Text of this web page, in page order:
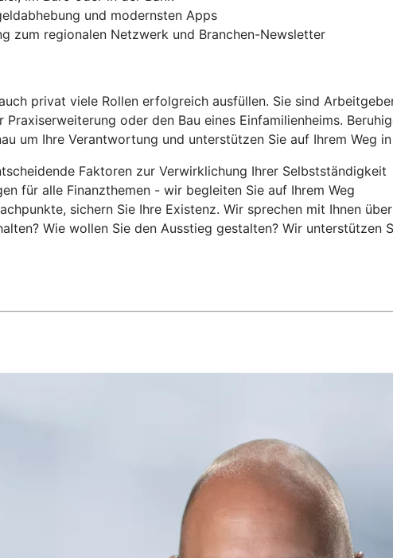
und modernsten Apps
zum regionalen Netzwerk und Branchen-Newsletter
privat viele Rollen erfolgreich ausfüllen. Sie sind
oder den Bau eines Einfamilienheims.
um Ihre Verantwortung und unterstützen Sie auf Ihrem Weg
Faktoren zur Verwirklichung Ihrer Selbstständigkeit
für alle Finanzthemen - wir begleiten Sie auf Ihrem Weg
sichern Sie Ihre Existenz. Wir sprechen mit Ihnen
Wie wollen Sie den Ausstieg gestalten? Wir unterstützen